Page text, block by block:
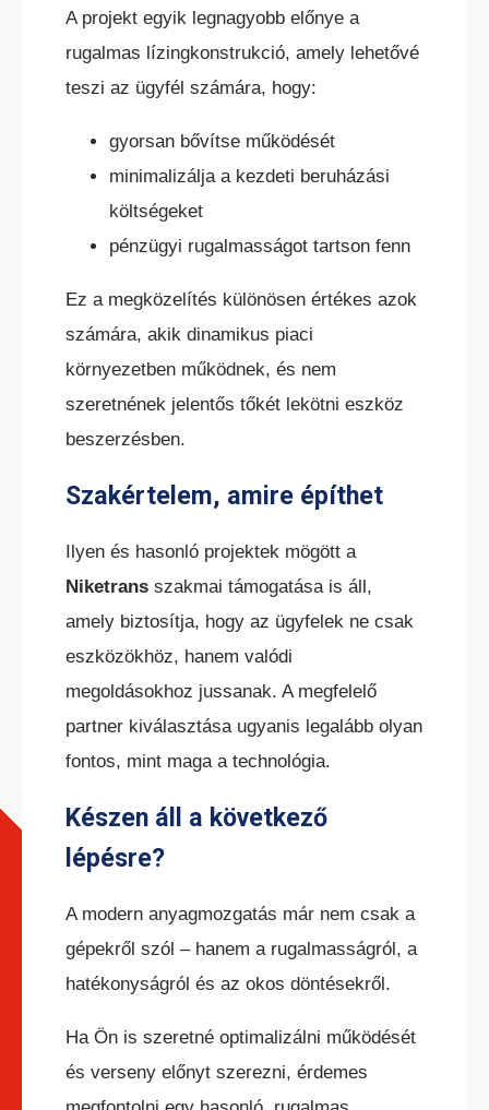
DÍZEL/GÁZÜZEMŰ HOMLOKVILLÁS
TARGONCA
VONTATÓ
TARGONCA
HC ÖNJÁRÓ OLLÓS
SZEMÉLYEMELŐ
HC ÖNJÁRÓ KAROS/OSZLOPOS
A projekt egyik legnagyobb előnye a
rugalmas lízingkonstrukció, amely lehetővé
teszi az ügyfél számára, hogy:
gyorsan bővítse működését
minimalizálja a kezdeti beruházási
költségeket
pénzügyi rugalmasságot tartson fenn
Ez a megközelítés különösen értékes azok
számára, akik dinamikus piaci
környezetben működnek, és nem
szeretnének jelentős tőkét lekötni eszköz
beszerzésben.
Szakértelem, amire építhet
Ilyen és hasonló projektek mögött a
Niketrans szakmai támogatása is áll,
amely biztosítja, hogy az ügyfelek ne csak
eszközökhöz, hanem valódi
megoldásokhoz jussanak. A megfelelő
partner kiválasztása ugyanis legalább olyan
fontos, mint maga a technológia.
Készen áll a következő
lépésre?
A modern anyagmozgatás már nem csak a
gépekről szól – hanem a rugalmasságról, a
hatékonyságról és az okos döntésekről.
Ha Ön is szeretné optimalizálni működését
és verseny előnyt szerezni, érdemes